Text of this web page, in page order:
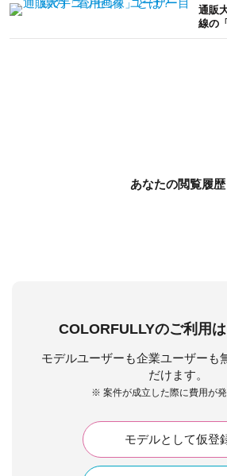
通販
線の
あなたの閲覧履歴
COLORFULLYのご利用
モデルユーザーも企業ユーザーも
だけます。
※ 案件が成立した際に費用が
モデルとして仮登